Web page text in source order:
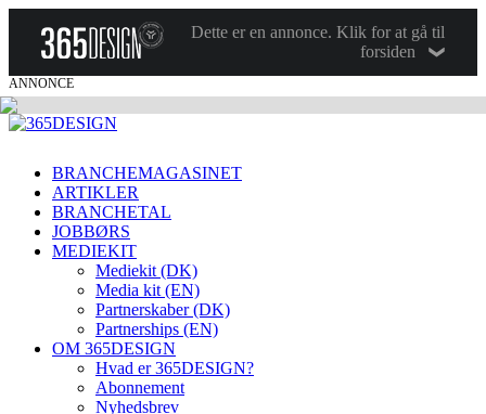
Dette er en annonce. Klik for at gå til
forsiden
ANNONCE
BRANCHEMAGASINET
ARTIKLER
BRANCHETAL
JOBBØRS
MEDIEKIT
Mediekit (DK)
Media kit (EN)
Partnerskaber (DK)
Partnerships (EN)
OM 365DESIGN
Hvad er 365DESIGN?
Abonnement
Nyhedsbrev